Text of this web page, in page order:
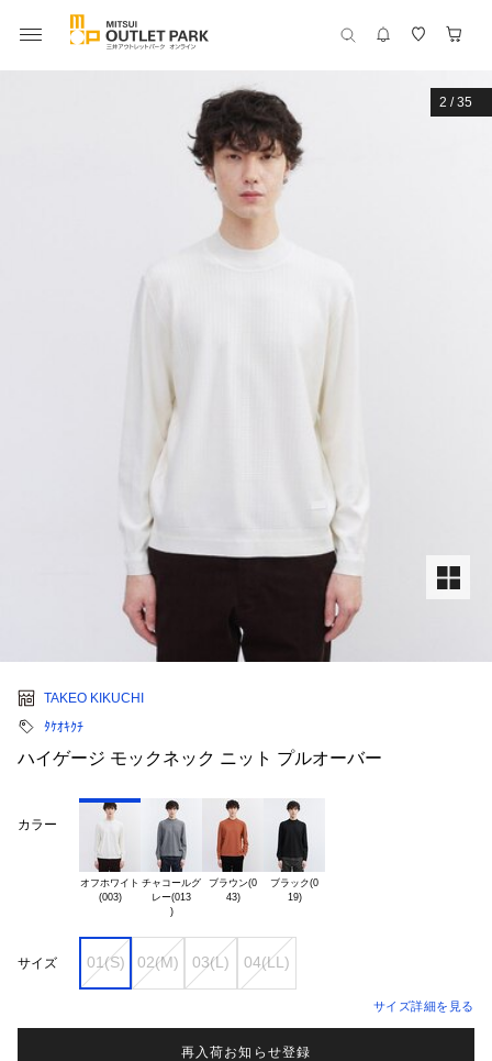
2 /35
TAKEO KIKUCHI
ﾀｹｵｷｸﾁ
ハイゲージ モックネック ニット プルオーバー
カラー
オフホワイト
(003)
チャコールグ
レー(013
)
ブラウン(0
43)
ブラック(0
19)
サイズ 01(S) 02(M) 03(L) 04(LL)
サイズ詳細を見る
再入荷お知らせ登録